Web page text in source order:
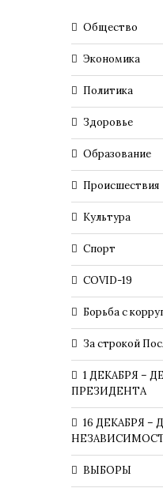
Общество
Экономика
Политика
Здоровье
Образование
Происшествия
Культура
Спорт
COVID-19
Борьба с
За строкой
1 ДЕКАБРЯ –
ПРЕЗИДЕНТА
16 ДЕКАБРЯ –
ВЫБОРЫ